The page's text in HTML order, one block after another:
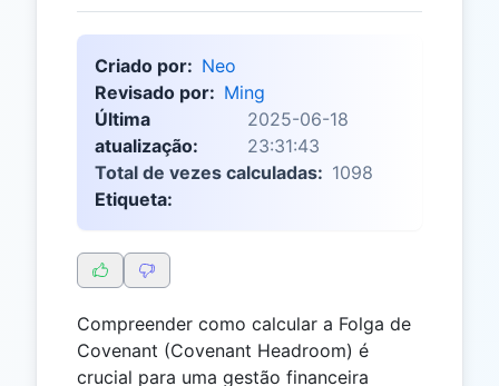
Criado por: Neo
Revisado por: Ming
Última
atualização:
2025-06-18
23:31:43
Total de vezes calculadas: 1098
Etiqueta:
Compreender como calcular a Folga de
Covenant (Covenant Headroom) é
crucial para uma gestão financeira